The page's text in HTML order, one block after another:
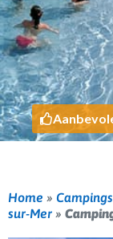
Home » Campings
sur-Mer »